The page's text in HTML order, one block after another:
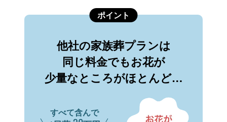
ポイント
他社の家族葬プランは
同じ料金でもお花が
少量なところがほとんど…
すべて含んで